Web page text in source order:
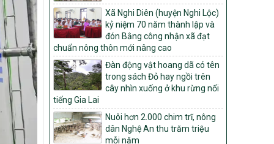
2030
Quyết định số 16/2026/QĐ-TTg
Quy định nguyên tắc, tiêu chí, định mức
phân bổ ngân sách trung ương và tỉ lệ
vốn đối ứng ngân sách của địa phương
thực hiện Chương trình mục tiêu quốc gia
xây dựng nông thôn mới, giảm nghèo
bền vững và phát triển kinh tế – xã hội
vùng đồng bào dân tộc thiểu số và miền
núi giai đoạn 2026 – 2030
1451/QĐ-UBND
Xã Nghi Diên (huyện Nghi Lộc)
kỷ niệm 70 năm thành lập và
đón Bằng công nhận xã đạt
chuẩn nông thôn mới nâng cao
Đàn động vật hoang dã có tên
trong sách Đỏ hay ngồi trên
cây nhìn xuống ở khu rừng nổi
tiếng Gia Lai
Nuôi hơn 2.000 chim trĩ, nông
dân Nghệ An thu trăm triệu
mỗi năm